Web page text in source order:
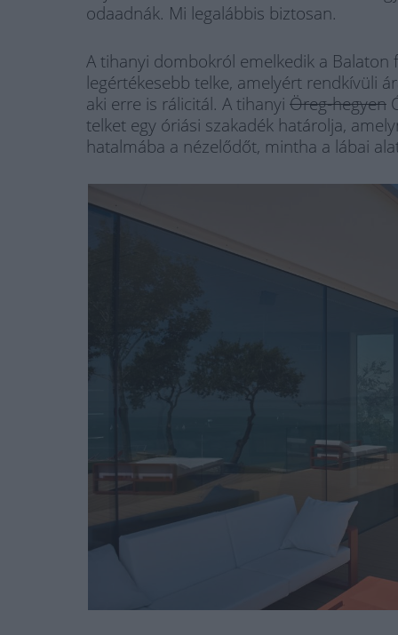
odaadnák. Mi legalábbis biztosan.
A tihanyi dombokról emelkedik a Balaton
legértékesebb telke, amelyért rendkívüli
aki erre is rálicitál. A tihanyi Öreg-hegyen
telket egy óriási szakadék határolja,
hatalmába a nézelődőt, mintha a lábai